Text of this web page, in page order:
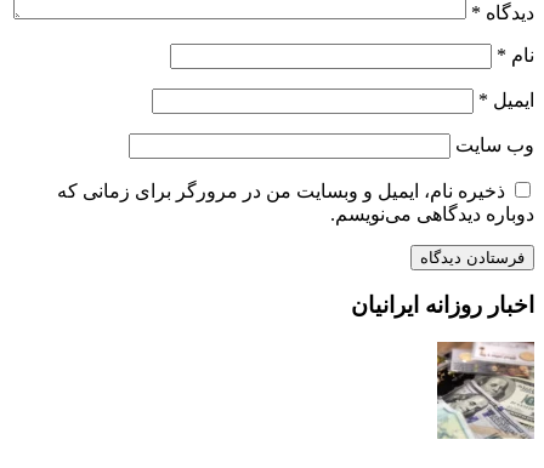
دیدگاه *
نام *
ایمیل *
وب‌ سایت
ذخیره نام، ایمیل و وبسایت من در مرورگر برای زمانی که
دوباره دیدگاهی می‌نویسم.
اخبار روزانه ایرانیان